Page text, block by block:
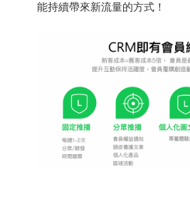
能持續帶來新流量的方式！